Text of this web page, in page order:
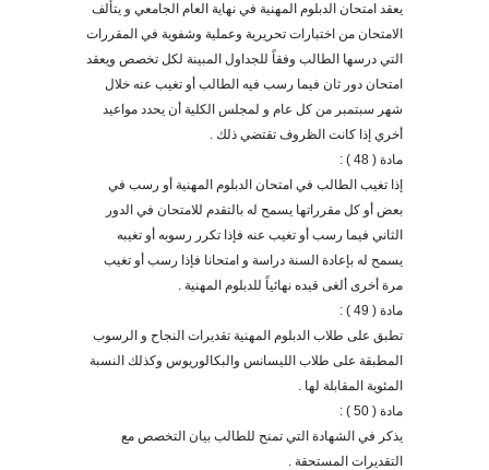
يعقد امتحان الدبلوم المهنية في نهاية العام الجامعي و يتألف
الامتحان من اختبارات تحريرية وعملية وشفوية في المقررات
التي درسها الطالب وفقاً للجداول المبينة لكل تخصص ويعقد
امتحان دور ثان فيما رسب فيه الطالب أو تغيب عنه خلال
شهر سبتمبر من كل عام و لمجلس الكلية أن يحدد مواعيد
أخري إذا كانت الظروف تقتضي ذلك .
مادة ( 48 ) :
إذا تغيب الطالب في امتحان الدبلوم المهنية أو رسب في
بعض أو كل مقرراتها يسمح له بالتقدم للامتحان في الدور
الثاني فيما رسب أو تغيب عنه فإذا تكرر رسوبه أو تغيبه
يسمح له بإعادة السنة دراسة و امتحانا فإذا رسب أو تغيب
مرة أخرى ألغى قيده نهائياً للدبلوم المهنية .
مادة ( 49 ) :
تطبق على طلاب الدبلوم المهنية تقديرات النجاح و الرسوب
المطبقة على طلاب الليسانس والبكالوريوس وكذلك النسبة
المئوية المقابلة لها .
مادة ( 50 ) :
يذكر في الشهادة التي تمنح للطالب بيان التخصص مع
التقديرات المستحقة .